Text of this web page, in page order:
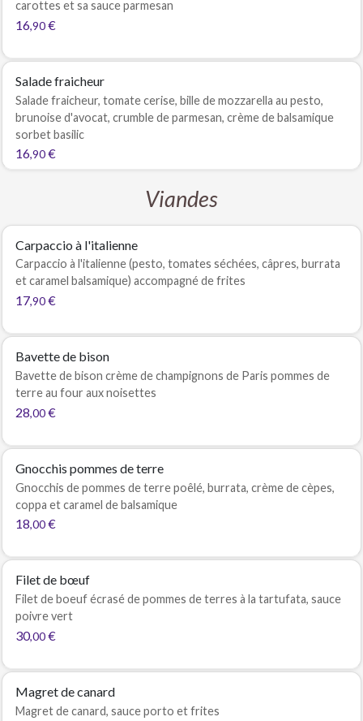
carottes et sa sauce parmesan
16,90 €
Salade fraicheur
Salade fraicheur, tomate cerise, bille de mozzarella au pesto,
brunoise d'avocat, crumble de parmesan, crème de balsamique
sorbet basilic
16,90 €
Viandes
Carpaccio à l'italienne
Carpaccio à l'italienne (pesto, tomates séchées, câpres, burrata
et caramel balsamique) accompagné de frites
17,90 €
Bavette de bison
Bavette de bison crème de champignons de Paris pommes de
terre au four aux noisettes
28,00 €
Gnocchis pommes de terre
Gnocchis de pommes de terre poêlé, burrata, crème de cèpes,
coppa et caramel de balsamique
18,00 €
Filet de bœuf
Filet de boeuf écrasé de pommes de terres à la tartufata, sauce
poivre vert
30,00 €
Magret de canard
Magret de canard, sauce porto et frites